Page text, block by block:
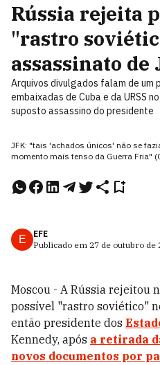
Rússia rejeita
"rastro
assassinato de
Arquivos divulgados falam de um
embaixadas de Cuba e da URSS
suposto assassino do presidente
JFK: "tais 'achados únicos' não se
momento mais tenso da Guerra Fria"
E
EFE
Publicado em 27 de outubro de
Moscou - A Rússia rejeitou
possível "rastro soviético"
então presidente dos
Kennedy, após a retirada
novos documentos por